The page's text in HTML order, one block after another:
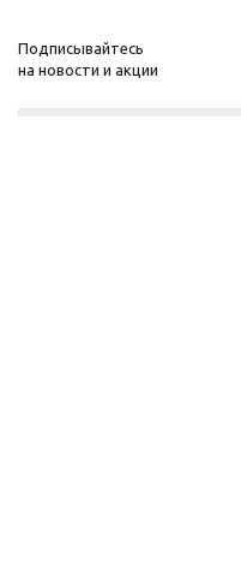
Подписывайтесь
на новости и акции